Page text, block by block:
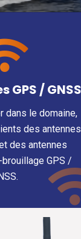
maintient
solutions